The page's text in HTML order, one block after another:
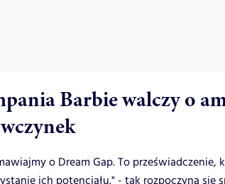
Barbie walczy o
o Dream Gap. To
ich potencjału." - tak rozpoczyna